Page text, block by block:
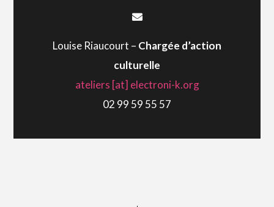
Louise Riaucourt – Chargée d’action
culturelle
ateliers [at] electroni-k.org
02 99 59 55 57